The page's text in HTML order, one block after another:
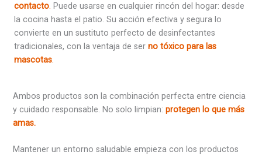
contacto. Puede usarse en cualquier rincón del hogar: desde
la cocina hasta el patio. Su acción efectiva y segura lo
convierte en un sustituto perfecto de desinfectantes
tradicionales, con la ventaja de ser no tóxico para las
mascotas.
Ambos productos son la combinación perfecta entre ciencia
y cuidado responsable. No solo limpian: protegen lo que más
amas.
Mantener un entorno saludable empieza con los productos